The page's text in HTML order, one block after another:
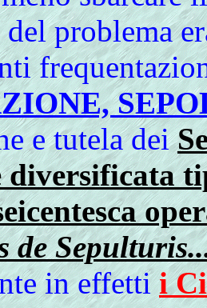
problema
e tutela dei
diversificata
de
in effettii